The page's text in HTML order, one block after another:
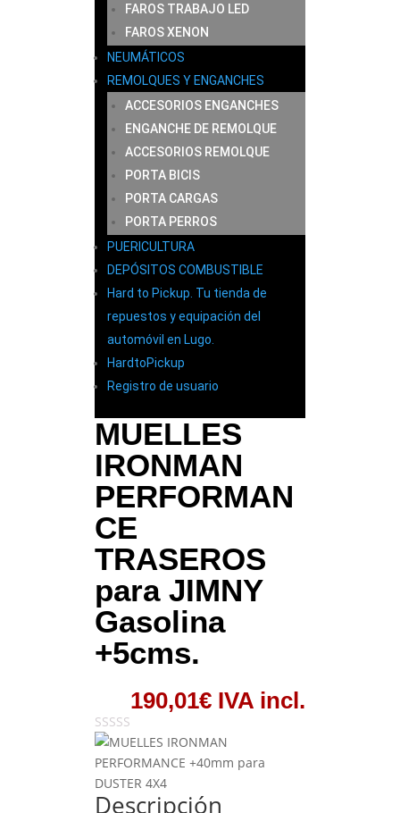
FAROS TRABAJO LED
FAROS XENON
NEUMÁTICOS
REMOLQUES Y ENGANCHES
ACCESORIOS ENGANCHES
ENGANCHE DE REMOLQUE
ACCESORIOS REMOLQUE
PORTA BICIS
PORTA CARGAS
PORTA PERROS
PUERICULTURA
DEPÓSITOS COMBUSTIBLE
Hard to Pickup. Tu tienda de
repuestos y equipación del
automóvil en Lugo.
HardtoPickup
Registro de usuario
MUELLES
IRONMAN
PERFORMAN
CE
TRASEROS
para JIMNY
Gasolina
+5cms.
190,01€ IVA incl.
Descripción